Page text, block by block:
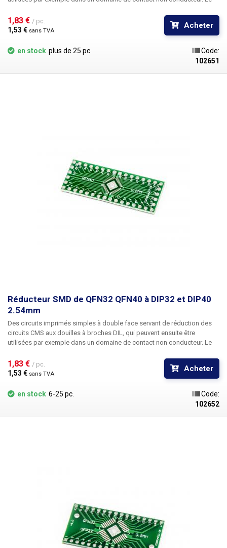
espacement des broches de 0,65 mm et SSOP4 à SSOP28 avec un
espacement des broches de 1,27 mm à DIP4 à DIP28 avec un
espacement des broches de 2,54 mm. Les trous percés contiennent
l'ajustement serré sur l'autre côté. Dimensions : 35x20mm Masque vert
plaques étamées
1,83 € / pc.
1,53 € sans TVA
Acheter
en stock plus de 25 pc.
Code:
102651
Réducteur SMD de QFN32 QFN40 à DIP32 et DIP40
2.54mm
Des circuits imprimés simples à double face servant de réduction des
circuits CMS aux douilles à broches DIL, qui peuvent ensuite être
utilisées par exemple dans un domaine de contact non conducteur. Le
espacement des broches de 0,5 mm à DIP32 ou DIP40 avec un
espacement des broches de 2,54 mm. Les trous percés contiennent les
étamées
1,83 € / pc.
1,53 € sans TVA
Acheter
en stock 6-25 pc.
Code:
102652